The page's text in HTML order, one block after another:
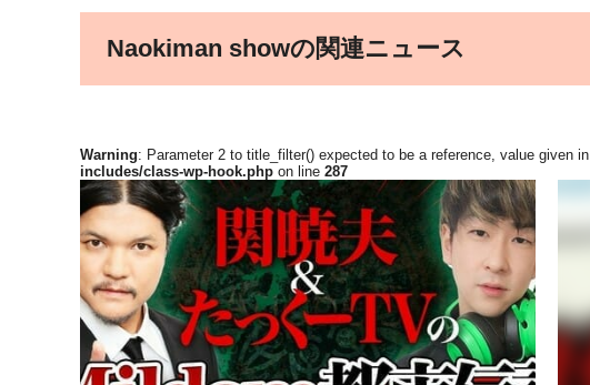
Naokiman showの関連ニュース
Warning: Parameter 2 to title_filter() expected to be a reference, value given in
includes/class-wp-hook.php on line 287